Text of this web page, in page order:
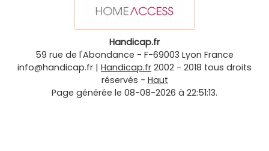
Handicap.fr
59 rue de l'Abondance - F-69003 Lyon France
info@handicap.fr | Handicap.fr 2002 - 2018 tous droits
réservés - Haut
Page générée le 08-08-2026 à 22:51:13.